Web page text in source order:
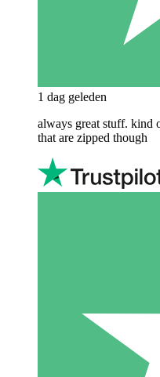
1 dag geleden
always great stuff. kind
that are zipped though